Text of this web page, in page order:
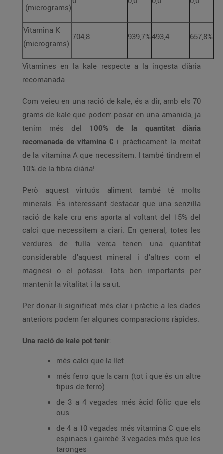
(micrograms)
Vitamina K
(micrograms)
704,8 939,7%493,4 657,8%
Vitamines en la kale respecte a la ingesta diària
recomanada
Com veieu en una ració de kale, és a dir, amb els 70
grams de kale que podem posar en una amanida, ja
tenim més del 100% de la quantitat diària
recomanada de vitamina C i pràcticament la meitat
de la vitamina A que necessitem. I també tindrem el
10% de la fibra diària!
Però aquest virtuós aliment també té molts
minerals. És interessant destacar que una senzilla
ració de kale cru ens aporta al voltant del 15% del
calci que necessitem a diari. En general, totes les
verdures de fulla verda tenen una quantitat
considerable d’aquest mineral i d’altres com el
magnesi o el potassi. Tots ben importants per
mantenir la vitalitat i la salut.
Per donar-li significat més clar i pràctic a les dades
anteriors podem fer algunes comparacions ràpides.
Una ració de kale pot tenir:
més calci que la llet
més ferro que la carn (tot i que és un altre
tipus de ferro)
de 3 a 4 vegades més àcid fòlic que els
ous
de 4 a 10 vegades més vitamina C que els
espinacs i gairebé 3 vegades més que les
taronges